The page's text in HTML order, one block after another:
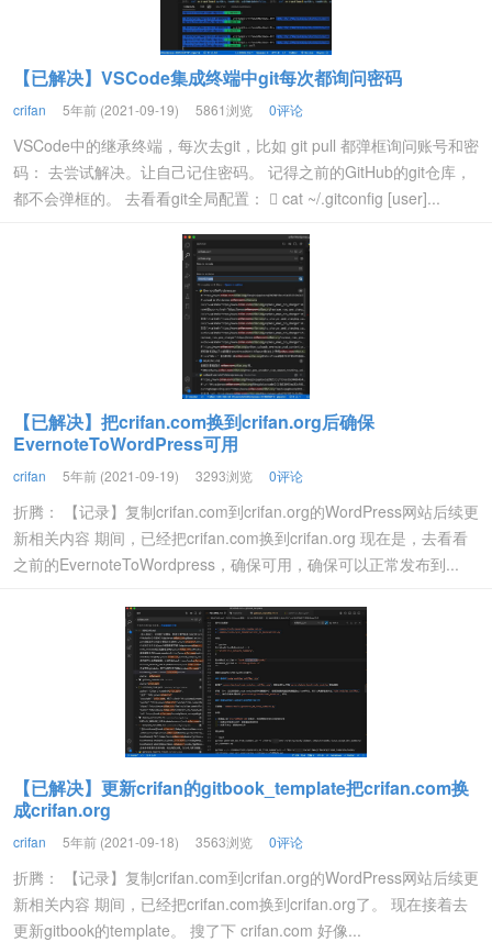
【已解决】VSCode集成终端中git每次都询问密码
crifan 5年前 (2021-09-19) 5861浏览 0评论
VSCode中的继承终端，每次去git，比如 git pull 都弹框询问账号和密
码： 去尝试解决。让自己记住密码。 记得之前的GitHub的git仓库，
都不会弹框的。 去看看git全局配置：  cat ~/.gitconfig [user]...
【已解决】把crifan.com换到crifan.org后确保
EvernoteToWordPress可用
crifan 5年前 (2021-09-19) 3293浏览 0评论
折腾： 【记录】复制crifan.com到crifan.org的WordPress网站后续更
新相关内容 期间，已经把crifan.com换到crifan.org 现在是，去看看
之前的EvernoteToWordpress，确保可用，确保可以正常发布到...
【已解决】更新crifan的gitbook_template把crifan.com换
成crifan.org
crifan 5年前 (2021-09-18) 3563浏览 0评论
折腾： 【记录】复制crifan.com到crifan.org的WordPress网站后续更
新相关内容 期间，已经把crifan.com换到crifan.org了。 现在接着去
更新gitbook的template。 搜了下 crifan.com 好像...